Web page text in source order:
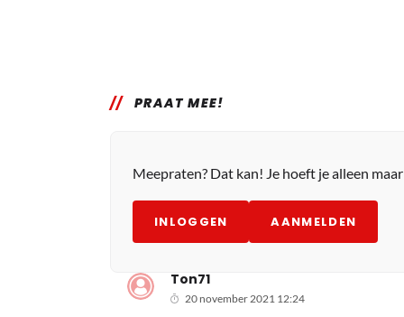
PRAAT MEE!
Meepraten? Dat kan! Je hoeft je alleen
INLOGGEN AANMELDEN
Ton71
20 november 2021 12:24